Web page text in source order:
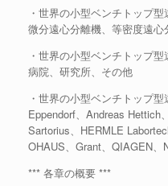
・世界の小型ベンチトップ
微分遠心分離機、等密度遠心
・世界の小型ベンチトップ
病院、研究所、その他
・世界の小型ベンチトップ
Eppendorf、Andreas Hettich
Sartorius、HERMLE
OHAUS、Grant、QIAGEN
*** 各章の概要 ***